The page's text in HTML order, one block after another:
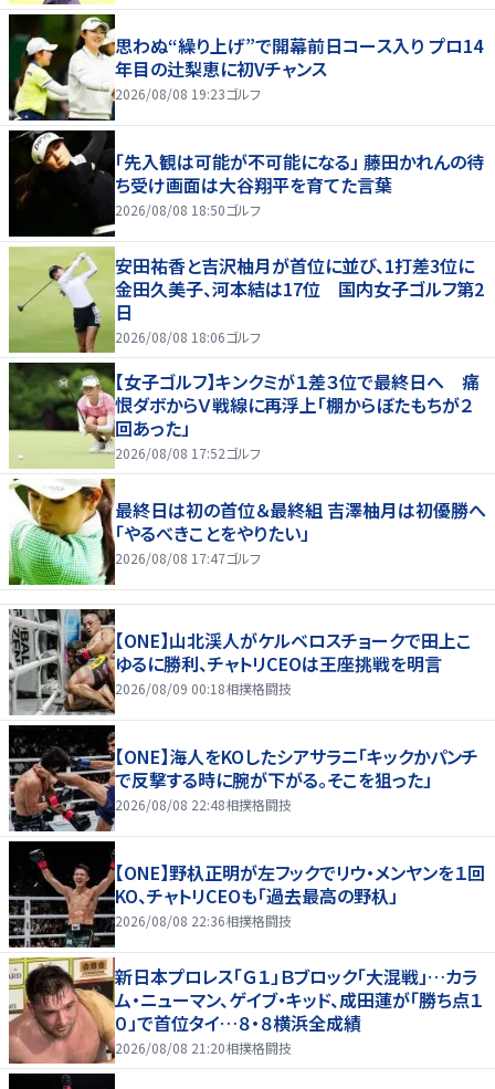
思わぬ“繰り上げ”で開幕前日コース入り プロ14
年目の辻梨恵に初Vチャンス
2026/08/08 19:23ゴルフ
「先入観は可能が不可能になる」 藤田かれんの待
ち受け画面は大谷翔平を育てた言葉
2026/08/08 18:50ゴルフ
安田祐香と吉沢柚月が首位に並び、1打差3位に
金田久美子、河本結は17位 国内女子ゴルフ第2
日
2026/08/08 18:06ゴルフ
【女子ゴルフ】キンクミが１差３位で最終日へ 痛
恨ダボからＶ戦線に再浮上「棚からぼたもちが２
回あった」
2026/08/08 17:52ゴルフ
最終日は初の首位＆最終組 吉澤柚月は初優勝へ
「やるべきことをやりたい」
2026/08/08 17:47ゴルフ
【ONE】山北渓人がケルベロスチョークで田上こ
ゆるに勝利、チャトリCEOは王座挑戦を明言
2026/08/09 00:18相撲格闘技
【ONE】海人をKOしたシアサラニ「キックかパンチ
で反撃する時に腕が下がる。そこを狙った」
2026/08/08 22:48相撲格闘技
【ONE】野杁正明が左フックでリウ・メンヤンを１回
KO、チャトリCEOも「過去最高の野杁」
2026/08/08 22:36相撲格闘技
新日本プロレス「Ｇ１」Ｂブロック「大混戦」…カラ
ム・ニューマン、ゲイブ・キッド、成田蓮が「勝ち点１
０」で首位タイ…８・８横浜全成績
2026/08/08 21:20相撲格闘技